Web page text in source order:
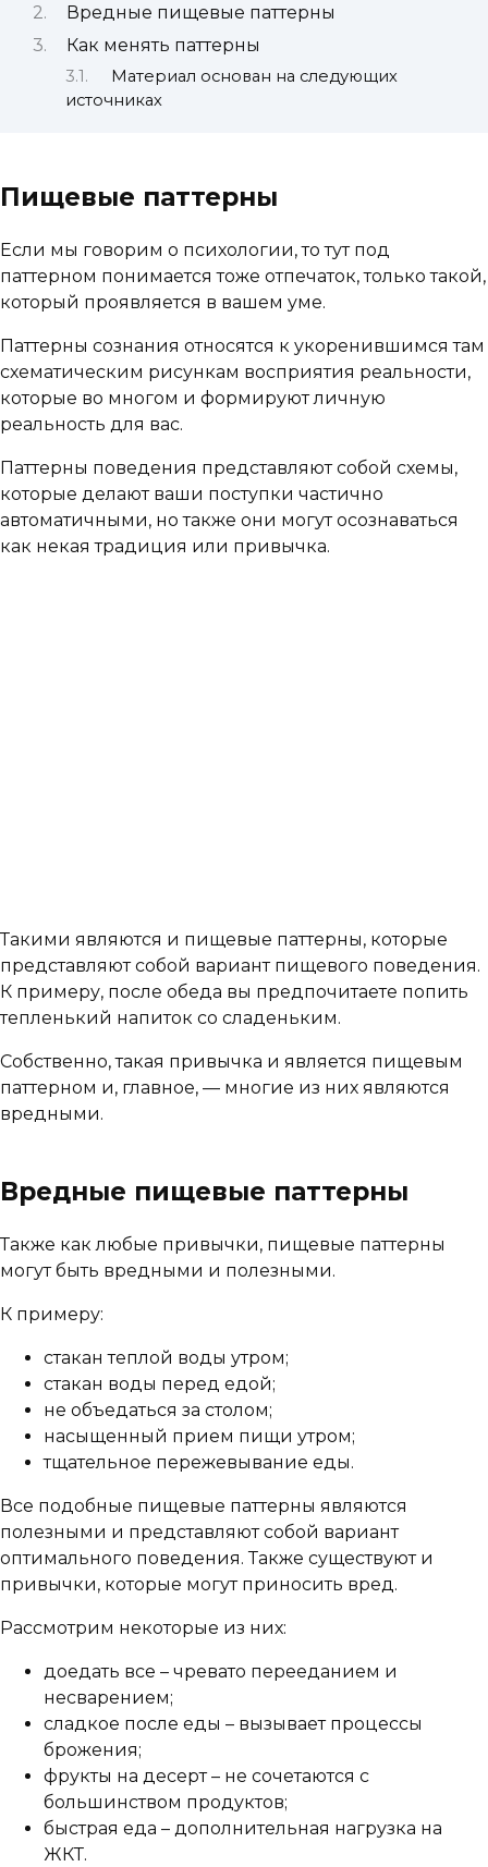
Вредные пищевые паттерны
Как менять паттерны
Материал основан на следующих
источниках
Пищевые паттерны
Если мы говорим о психологии, то тут под
паттерном понимается тоже отпечаток, только такой,
который проявляется в вашем уме.
Паттерны сознания относятся к укоренившимся там
схематическим рисункам восприятия реальности,
которые во многом и формируют личную
реальность для вас.
Паттерны поведения представляют собой схемы,
которые делают ваши поступки частично
автоматичными, но также они могут осознаваться
как некая традиция или привычка.
Такими являются и пищевые паттерны, которые
представляют собой вариант пищевого поведения.
К примеру, после обеда вы предпочитаете попить
тепленький напиток со сладеньким.
Собственно, такая привычка и является пищевым
паттерном и, главное, — многие из них являются
вредными.
Вредные пищевые паттерны
Также как любые привычки, пищевые паттерны
могут быть вредными и полезными.
К примеру:
стакан теплой воды утром;
стакан воды перед едой;
не объедаться за столом;
насыщенный прием пищи утром;
тщательное пережевывание еды.
Все подобные пищевые паттерны являются
полезными и представляют собой вариант
оптимального поведения. Также существуют и
привычки, которые могут приносить вред.
Рассмотрим некоторые из них:
доедать все – чревато перееданием и
несварением;
сладкое после еды – вызывает процессы
брожения;
фрукты на десерт – не сочетаются с
большинством продуктов;
быстрая еда – дополнительная нагрузка на
ЖКТ.